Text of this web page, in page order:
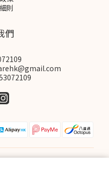
則
們